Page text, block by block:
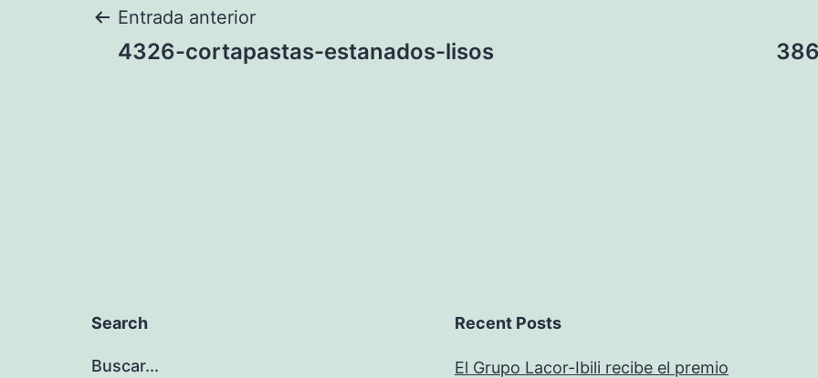
Navegación
Entrada anterior
4326-cortapastas-estanados-lisos
Search
Buscar...
Recent Posts
El Grupo Lacor-Ibili recibe el premio